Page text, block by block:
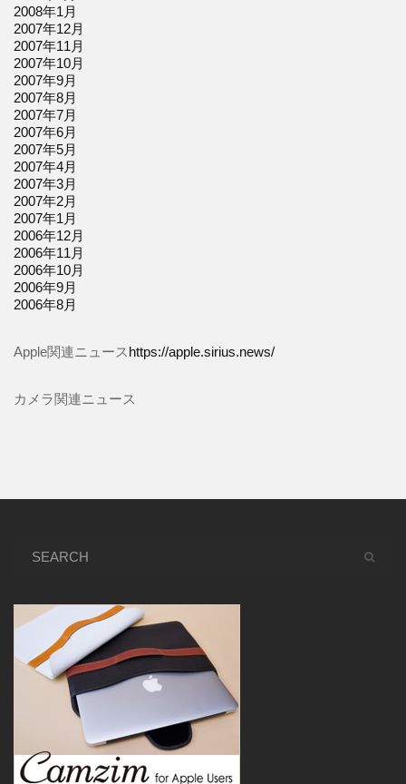
2008年1月
2007年12月
2007年11月
2007年10月
2007年9月
2007年8月
2007年7月
2007年6月
2007年5月
2007年4月
2007年3月
2007年2月
2007年1月
2006年12月
2006年11月
2006年10月
2006年9月
2006年8月
Apple関連ニュースhttps://apple.sirius.news/
カメラ関連ニュース